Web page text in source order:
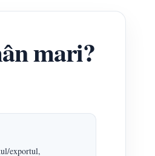
mari?
exportul,